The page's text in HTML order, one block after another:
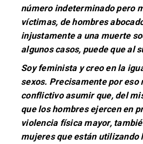
número indeterminado pero
víctimas, de hombres
injustamente a una muerte
algunos casos, puede que al
Soy feminista y creo en la
sexos. Precisamente por eso
conflictivo asumir que, del
que los hombres ejercen en
violencia física mayor,
mujeres que están utilizando